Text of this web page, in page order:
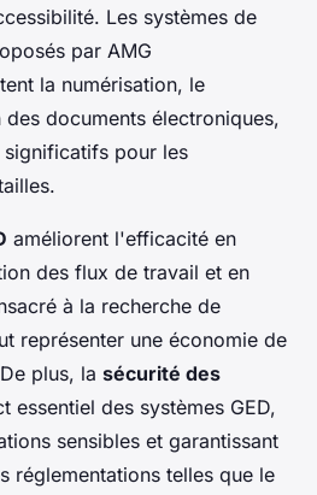
Les systèmes de
par AMG
la numérisation, le
documents électroniques,
pour les
améliorent l'efficacité en
des flux de travail et en
à la recherche de
représenter une économie de
plus, la sécurité des
essentiel des systèmes GED,
sensibles et garantissant
réglementations telles que le